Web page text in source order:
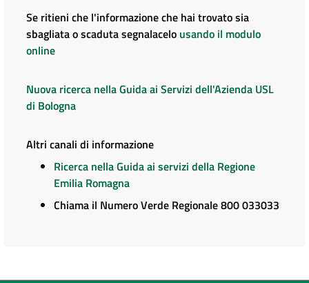
Se ritieni che l'informazione che hai trovato sia
sbagliata o scaduta segnalacelo usando il modulo
online
Nuova ricerca nella Guida ai Servizi dell'Azienda USL
di Bologna
Altri canali di informazione
Ricerca nella Guida ai servizi della Regione
Emilia Romagna
Chiama il Numero Verde Regionale 800 033033